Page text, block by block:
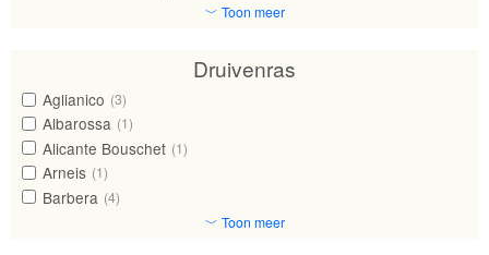
﹀ Toon meer
Druivenras
Aglianico (3)
Albarossa (1)
Alicante Bouschet (1)
Arneis (1)
Barbera (4)
﹀ Toon meer